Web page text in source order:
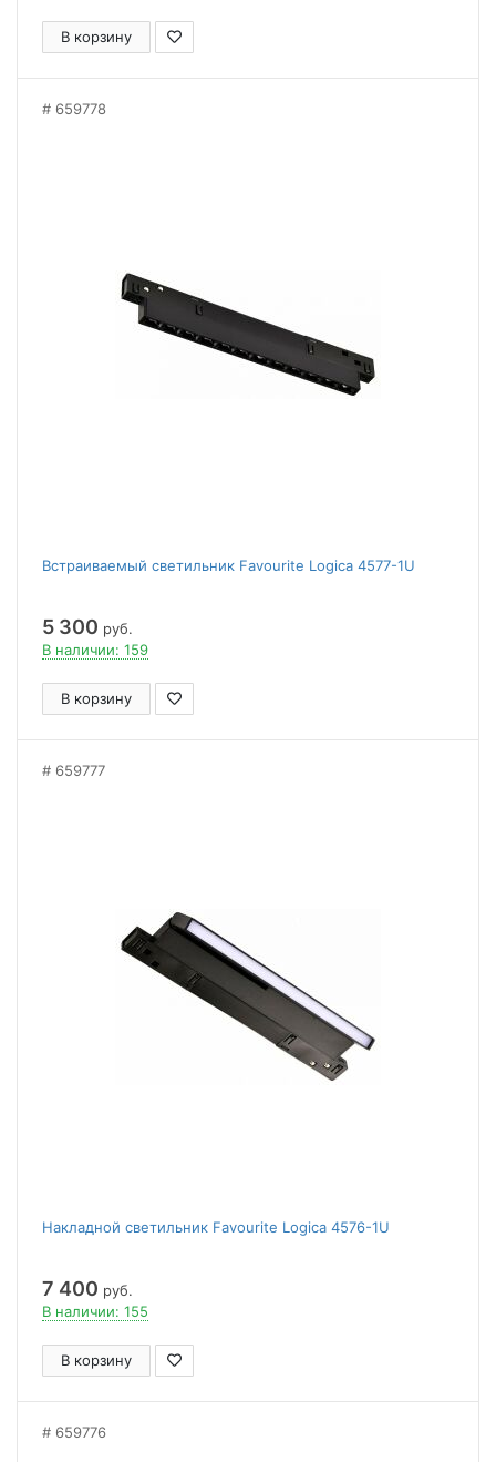
В корзину
659778
Встраиваемый светильник Favourite Logica 4577-1U
5 300 руб.
В наличии: 159
В корзину
659777
Накладной светильник Favourite Logica 4576-1U
7 400 руб.
В наличии: 155
В корзину
659776